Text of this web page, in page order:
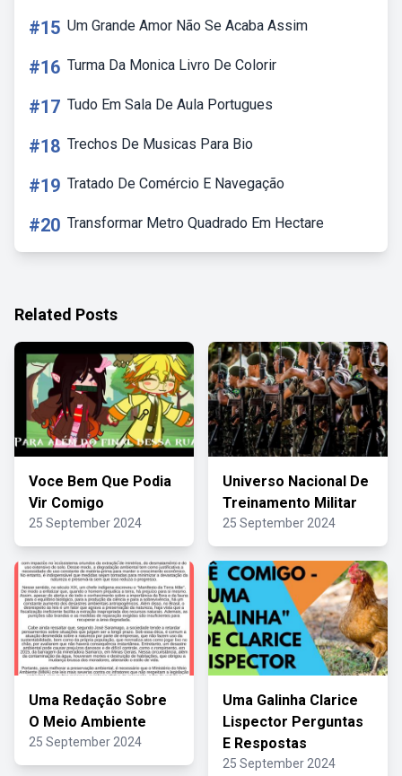
#15 Um Grande Amor Não Se Acaba Assim
#16 Turma Da Monica Livro De Colorir
#17 Tudo Em Sala De Aula Portugues
#18 Trechos De Musicas Para Bio
#19 Tratado De Comércio E Navegação
#20 Transformar Metro Quadrado Em Hectare
Related Posts
Voce Bem Que Podia
Vir Comigo
25 September 2024
Universo Nacional De
Treinamento Militar
25 September 2024
Uma Redação Sobre
O Meio Ambiente
25 September 2024
Uma Galinha Clarice
Lispector Perguntas
E Respostas
25 September 2024